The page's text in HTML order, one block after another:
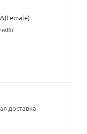
мВт
доставка